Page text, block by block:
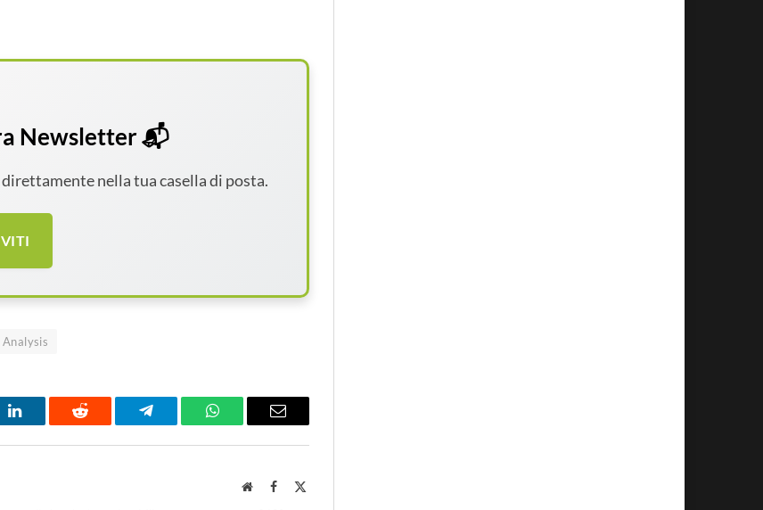
Newsletter 📬
nella tua casella di posta.
LinkedIn Reddit Telegram WhatsAppEmail
WebsiteFacebook